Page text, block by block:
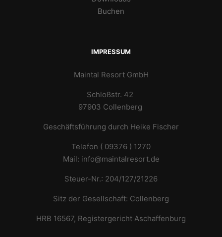
Buchen
IMPRESSUM
Maintal Resort GmbH
Schloßstr. 42
97903 Collenberg
Geschäftsführung durch Heike Fischer
Telefon ( 09376 ) 1270
Mail: info@maintalresort.de
Steuer-Nr.: 204/127/21226
Sitz der Gesellschaft: Collenberg
HRB 16567, Registergericht Aschaffenburg